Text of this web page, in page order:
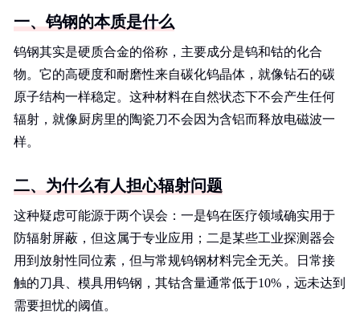
一、钨钢的本质是什么
钨钢其实是硬质合金的俗称，主要成分是钨和钴的化合
物。它的高硬度和耐磨性来自碳化钨晶体，就像钻石的碳
原子结构一样稳定。这种材料在自然状态下不会产生任何
辐射，就像厨房里的陶瓷刀不会因为含铝而释放电磁波一
样。
二、为什么有人担心辐射问题
这种疑虑可能源于两个误会：一是钨在医疗领域确实用于
防辐射屏蔽，但这属于专业应用；二是某些工业探测器会
用到放射性同位素，但与常规钨钢材料完全无关。日常接
触的刀具、模具用钨钢，其钴含量通常低于10%，远未达到
需要担忧的阈值。